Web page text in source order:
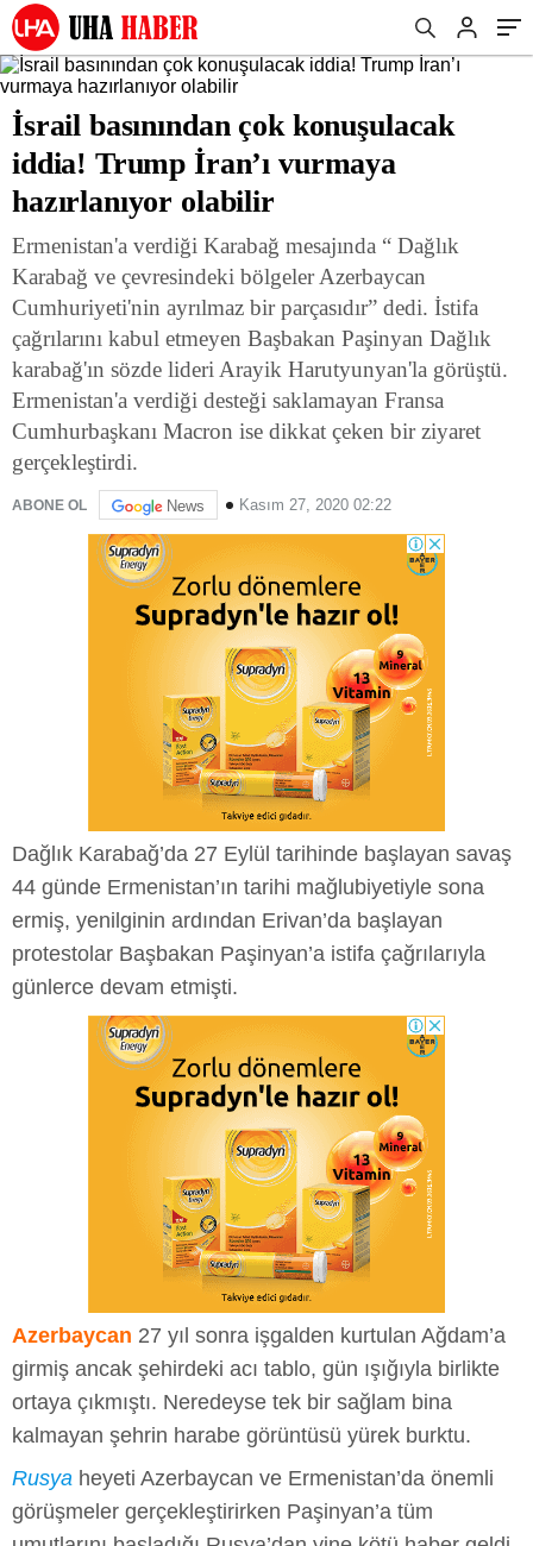
İsrail basınından çok konuşulacak
iddia! Trump İran’ı vurmaya
hazırlanıyor olabilir
Ermenistan'a verdiği Karabağ mesajında “ Dağlık
Karabağ ve çevresindeki bölgeler Azerbaycan
Cumhuriyeti'nin ayrılmaz bir parçasıdır” dedi. İstifa
çağrılarını kabul etmeyen Başbakan Paşinyan Dağlık
karabağ'ın sözde lideri Arayik Harutyunyan'la görüştü.
Ermenistan'a verdiği desteği saklamayan Fransa
Cumhurbaşkanı Macron ise dikkat çeken bir ziyaret
gerçekleştirdi.
ABONE OL News Kasım 27, 2020 02:22
Dağlık Karabağ’da 27 Eylül tarihinde başlayan savaş
44 günde Ermenistan’ın tarihi mağlubiyetiyle sona
ermiş, yenilginin ardından Erivan’da başlayan
protestolar Başbakan Paşinyan’a istifa çağrılarıyla
günlerce devam etmişti.
Azerbaycan 27 yıl sonra işgalden kurtulan Ağdam’a
girmiş ancak şehirdeki acı tablo, gün ışığıyla birlikte
ortaya çıkmıştı. Neredeyse tek bir sağlam bina
kalmayan şehrin harabe görüntüsü yürek burktu.
Rusya heyeti Azerbaycan ve Ermenistan’da önemli
görüşmeler gerçekleştirirken Paşinyan’a tüm